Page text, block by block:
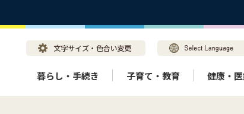
暮らし・手続き 子育て・教育 健康・